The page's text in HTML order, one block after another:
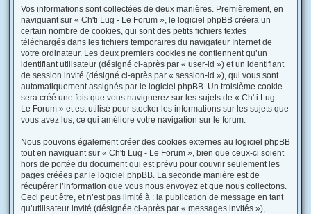
Vos informations sont collectées de deux manières. Premièrement, en
naviguant sur « Ch'ti Lug - Le Forum », le logiciel phpBB créera un
certain nombre de cookies, qui sont des petits fichiers textes
téléchargés dans les fichiers temporaires du navigateur Internet de
votre ordinateur. Les deux premiers cookies ne contiennent qu’un
identifiant utilisateur (désigné ci-après par « user-id ») et un identifiant
de session invité (désigné ci-après par « session-id »), qui vous sont
automatiquement assignés par le logiciel phpBB. Un troisième cookie
sera créé une fois que vous naviguerez sur les sujets de « Ch'ti Lug -
Le Forum » et est utilisé pour stocker les informations sur les sujets que
vous avez lus, ce qui améliore votre navigation sur le forum.
Nous pouvons également créer des cookies externes au logiciel phpBB
tout en naviguant sur « Ch'ti Lug - Le Forum », bien que ceux-ci soient
hors de portée du document qui est prévu pour couvrir seulement les
pages créées par le logiciel phpBB. La seconde manière est de
récupérer l’information que vous nous envoyez et que nous collectons.
Ceci peut être, et n’est pas limité à : la publication de message en tant
qu’utilisateur invité (désignée ci-après par « messages invités »),